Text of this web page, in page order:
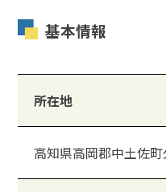
基本情報
所在地
高知県高岡郡中土佐